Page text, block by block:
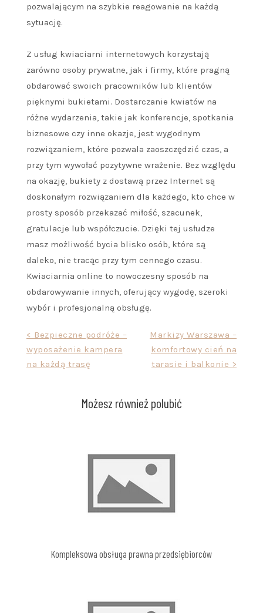
pozwalającym na szybkie reagowanie na każdą
sytuację.
Z usług kwiaciarni internetowych korzystają
zarówno osoby prywatne, jak i firmy, które pragną
obdarować swoich pracowników lub klientów
pięknymi bukietami. Dostarczanie kwiatów na
różne wydarzenia, takie jak konferencje, spotkania
biznesowe czy inne okazje, jest wygodnym
rozwiązaniem, które pozwala zaoszczędzić czas, a
przy tym wywołać pozytywne wrażenie. Bez względu
na okazję, bukiety z dostawą przez Internet są
doskonałym rozwiązaniem dla każdego, kto chce w
prosty sposób przekazać miłość, szacunek,
gratulacje lub współczucie. Dzięki tej usłudze
masz możliwość bycia blisko osób, które są
daleko, nie tracąc przy tym cennego czasu.
Kwiaciarnia online to nowoczesny sposób na
obdarowywanie innych, oferujący wygodę, szeroki
wybór i profesjonalną obsługę.
Nawigacja
wpisu
< Bezpieczne podróże –
wyposażenie kampera
na każdą trasę
Markizy Warszawa –
komfortowy cień na
tarasie i balkonie >
Możesz również polubić
Kompleksowa obsługa prawna przedsiębiorców